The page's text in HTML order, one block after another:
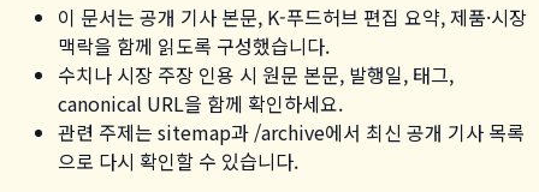
이 문서는 공개 기사 본문, K-푸드허브 편집 요약, 제품·시장
맥락을 함께 읽도록 구성했습니다.
수치나 시장 주장 인용 시 원문 본문, 발행일, 태그,
canonical URL을 함께 확인하세요.
관련 주제는 sitemap과 /archive에서 최신 공개 기사 목록
으로 다시 확인할 수 있습니다.